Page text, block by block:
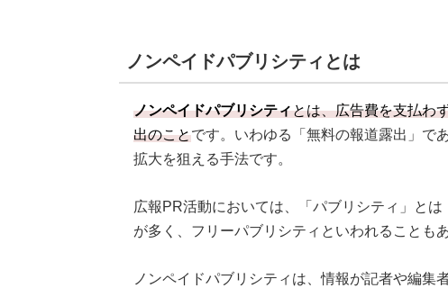
ノンペイドパブリシティとは
ノンペイドパブリシティとは、広告費を支払わ
出のことです。いわゆる「無料の報道露出」で
拡大を狙える手法です。
広報PR活動においては、「パブリシティ」と
が多く、フリーパブリシティといわれることもあ
ノンペイドパブリシティは、情報が記者や編集